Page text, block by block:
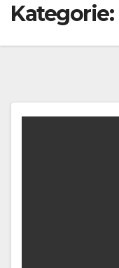
Kategorie: